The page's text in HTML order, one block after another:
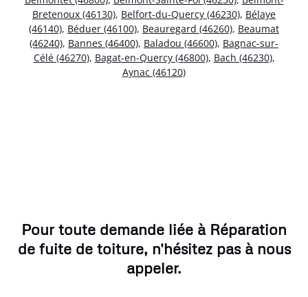
Bretenoux (46130), Belfort-du-Quercy (46230), Bélaye
(46140), Béduer (46100), Beauregard (46260), Beaumat
(46240), Bannes (46400), Baladou (46600), Bagnac-sur-
Célé (46270), Bagat-en-Quercy (46800), Bach (46230),
Aynac (46120)
Pour toute demande liée à Réparation
de fuite de toiture, n'hésitez pas à nous
appeler.